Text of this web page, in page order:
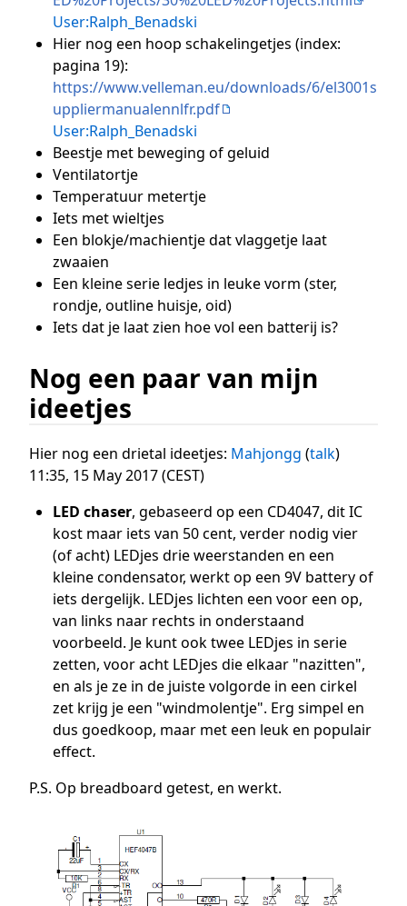
User:Ralph_Benadski
Hier nog een hoop schakelingetjes (index:
pagina 19):
https://www.velleman.eu/downloads/6/el3001s
uppliermanualennlfr.pdf
User:Ralph_Benadski
Beestje met beweging of geluid
Ventilatortje
Temperatuur metertje
Iets met wieltjes
Een blokje/machientje dat vlaggetje laat
zwaaien
Een kleine serie ledjes in leuke vorm (ster,
rondje, outline huisje, oid)
Iets dat je laat zien hoe vol een batterij is?
Nog een paar van mijn
ideetjes
Hier nog een drietal ideetjes: Mahjongg (talk)
11:35, 15 May 2017 (CEST)
LED chaser, gebaseerd op een CD4047, dit IC
kost maar iets van 50 cent, verder nodig vier
(of acht) LEDjes drie weerstanden en een
kleine condensator, werkt op een 9V battery of
iets dergelijk. LEDjes lichten een voor een op,
van links naar rechts in onderstaand
voorbeeld. Je kunt ook twee LEDjes in serie
zetten, voor acht LEDjes die elkaar "nazitten",
en als je ze in de juiste volgorde in een cirkel
zet krijg je een "windmolentje". Erg simpel en
dus goedkoop, maar met een leuk en populair
effect.
P.S. Op breadboard getest, en werkt.